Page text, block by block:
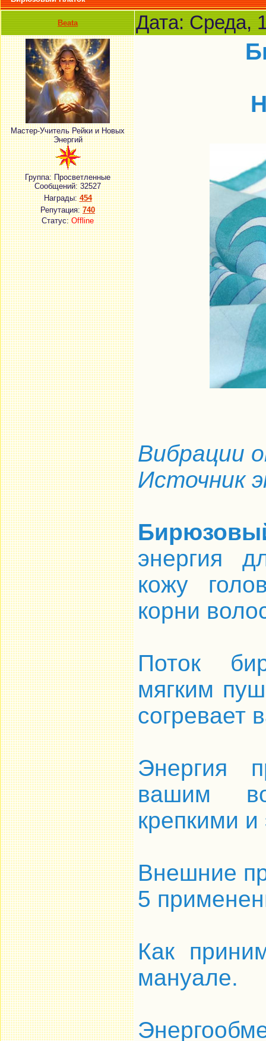
Beata Дата: Среда,
Мастер-Учитель Рейки и Новых
Энергий
Группа: Просветленные
Сообщений:32527
Награды:454
Репутация:740
Статус:Offline
Вибрации
Источник
энергия
кожу
корни
Поток
мягким
согревает
Энергия
вашим
крепкими
Внешние
5
Как
мануале.